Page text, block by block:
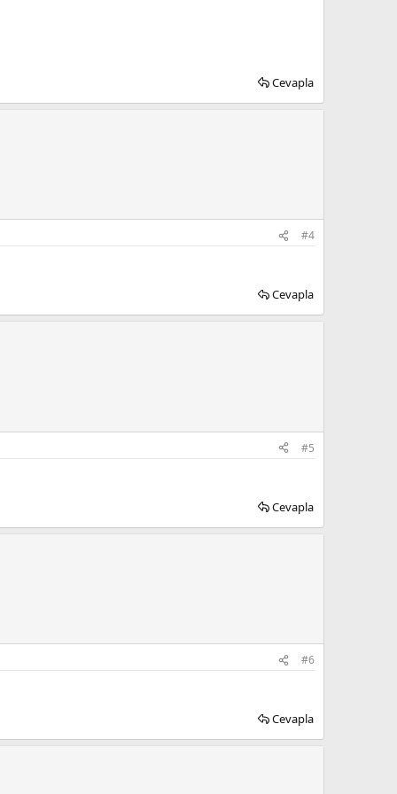
Cevapla
#4
Cevapla
#5
Cevapla
#6
Cevapla